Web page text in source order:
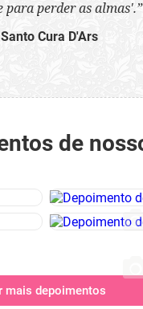
para perder as almas'.”
Santo Cura D'Ars
de
mais depoimentos